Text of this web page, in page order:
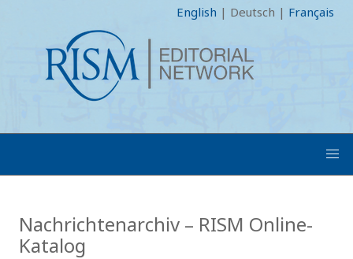
English | Deutsch | Français
Nachrichtenarchiv – RISM Online-
Katalog